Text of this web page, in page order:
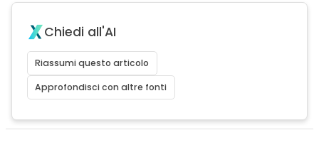
Chiedi all'AI
Riassumi questo articolo
Approfondisci con altre fonti